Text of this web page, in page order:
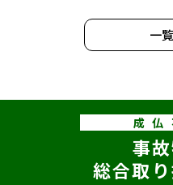
一
成仏
事
総合取